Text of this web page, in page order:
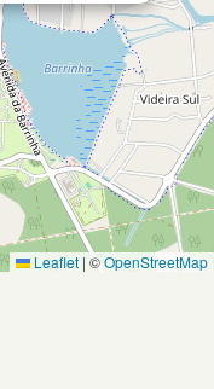
Leaflet | ©OpenStreetMap